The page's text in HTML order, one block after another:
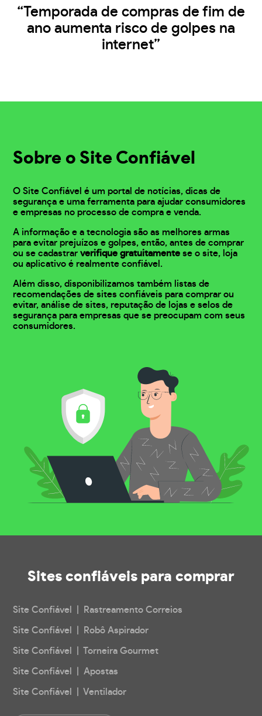
“Temporada de compras de fim de
ano aumenta risco de golpes na
internet”
Sobre o Site Confiável
O Site Confiável é um portal de notícias, dicas de
segurança e uma ferramenta para ajudar consumidores
e empresas no processo de compra e venda.
A informação e a tecnologia são as melhores armas
para evitar prejuízos e golpes, então, antes de comprar
ou se cadastrarverifique gratuitamente se o site, loja
ou aplicativo é realmente confiável.
Além disso, disponibilizamos também listas de
recomendações de sites confiáveis para comprar ou
evitar, análise de sites, reputação de lojas e selos de
segurança para empresas que se preocupam com seus
consumidores.
Sites confiáveis para comprar
Site Confiável | Rastreamento Correios
Site Confiável | Robô Aspirador
Site Confiável | Torneira Gourmet
Site Confiável | Apostas
Site Confiável | Ventilador